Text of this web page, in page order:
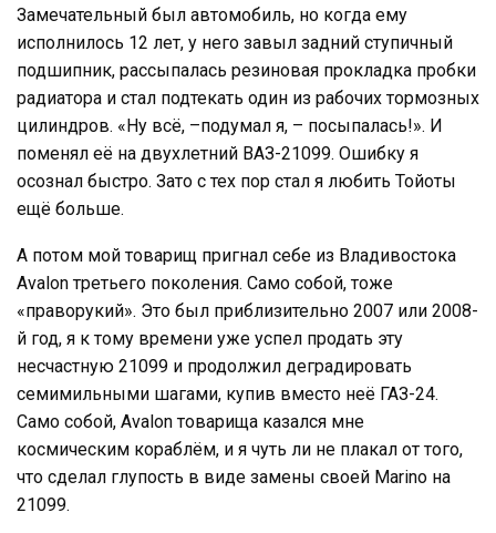
Замечательный был автомобиль, но когда ему
исполнилось 12 лет, у него завыл задний ступичный
подшипник, рассыпалась резиновая прокладка пробки
радиатора и стал подтекать один из рабочих тормозных
цилиндров. «Ну всё, –подумал я, – посыпалась!». И
поменял её на двухлетний ВАЗ-21099. Ошибку я
осознал быстро. Зато с тех пор стал я любить Тойоты
ещё больше.
А потом мой товарищ пригнал себе из Владивостока
Avalon третьего поколения. Само собой, тоже
«праворукий». Это был приблизительно 2007 или 2008-
й год, я к тому времени уже успел продать эту
несчастную 21099 и продолжил деградировать
семимильными шагами, купив вместо неё ГАЗ-24.
Само собой, Avalon товарища казался мне
космическим кораблём, и я чуть ли не плакал от того,
что сделал глупость в виде замены своей Marino на
21099.